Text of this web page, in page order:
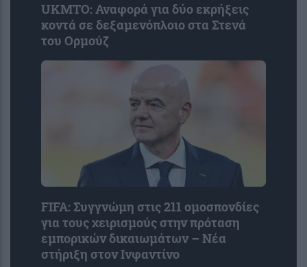
UKMTO: Αναφορά για δύο εκρήξεις
κοντά σε δεξαμενόπλοιο στα Στενά
του Ορμούζ
FIFA: Συγγνώμη στις 211 ομοσπονδίες
για τους χειρισμούς στην πρόταση
εμπορικών δικαιωμάτων – Νέα
στήριξη στον Ινφαντίνο